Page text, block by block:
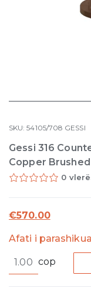
SKU:54105/708 GESSI
Gessi 316
Copper Brushed
0
€570.00
Afati i
316
cop